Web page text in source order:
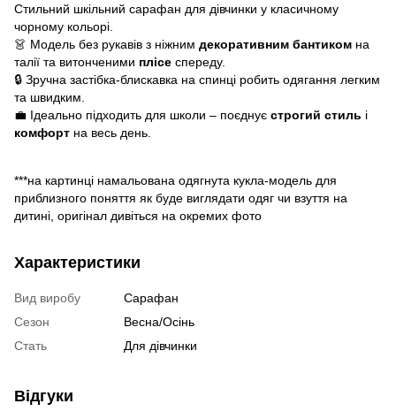
Стильний шкільний сарафан для дівчинки у класичному
чорному кольорі.
👗 Модель без рукавів з ніжним декоративним бантиком на
талії та витонченими плісе спереду.
🔒 Зручна застібка-блискавка на спинці робить одягання легким
та швидким.
💼 Ідеально підходить для школи – поєднує строгий стиль і
комфорт на весь день.
***на картинці намальована одягнута кукла-модель для
приблизного поняття як буде виглядати одяг чи взуття на
дитині, оригінал дивіться на окремих фото
Характеристики
Вид виробу
Сарафан
Сезон
Весна/Осінь
Стать
Для дівчинки
Відгуки